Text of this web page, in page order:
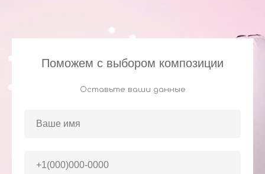
Поможем с выбором композиции
Оставьте ваши данные